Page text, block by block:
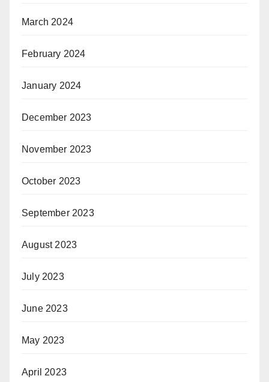
March 2024
February 2024
January 2024
December 2023
November 2023
October 2023
September 2023
August 2023
July 2023
June 2023
May 2023
April 2023